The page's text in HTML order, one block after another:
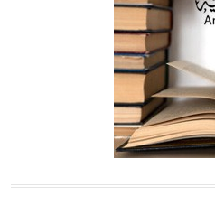
يتكون في البحر ويتركب
وهو أحمر أو شديد الحمرة وهو
ويسمى الش
اللفظ تم اعتمادها مصطلحاً